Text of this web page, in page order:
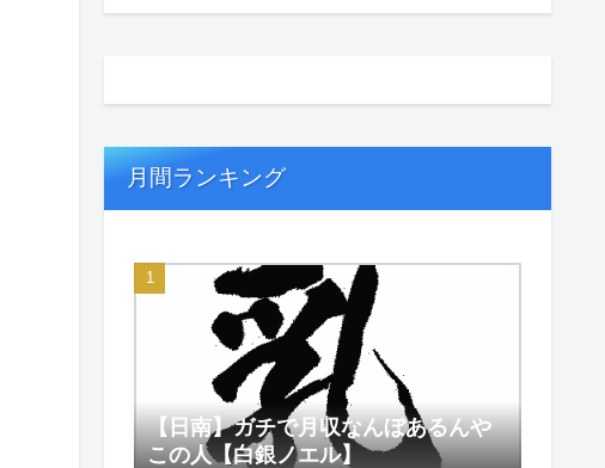
月間ランキング
【日南】ガチで月収なんぼあるんや
この人【白銀ノエル】